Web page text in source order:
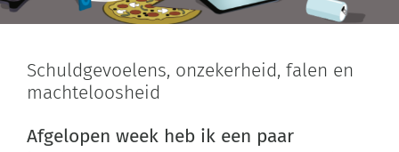
Schuldgevoelens, onzekerheid, falen en
machteloosheid
Afgelopen week heb ik een paar